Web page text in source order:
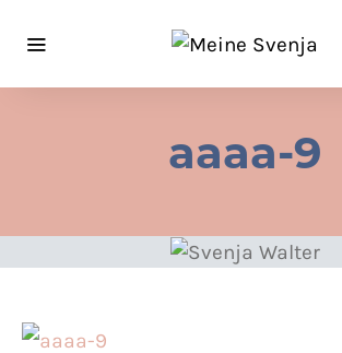
aaaa-9